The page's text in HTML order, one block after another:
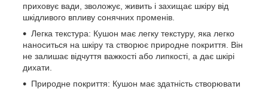
приховує вади, зволожує, живить і захищає шкіру від
шкідливого впливу сонячних променів.
Легка текстура: Кушон має легку текстуру, яка легко
наноситься на шкіру та створює природне покриття. Він
не залишає відчуття важкості або липкості, а дає шкірі
дихати.
Природне покриття: Кушон має здатність створювати